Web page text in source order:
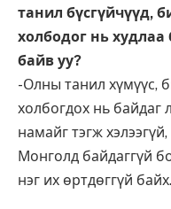
танил бүсгүйчүүд,
холбодог нь
байв уу?
-Олны танил хүмүүс,
холбогдох нь байдаг
намайг тэгж
Монголд байдаггүй
нэг их өртдөггүй байх.